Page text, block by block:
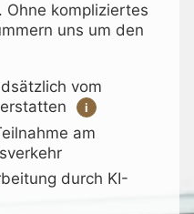
Ohne kompliziertes
uns um den
vom
i
am
durch KI-